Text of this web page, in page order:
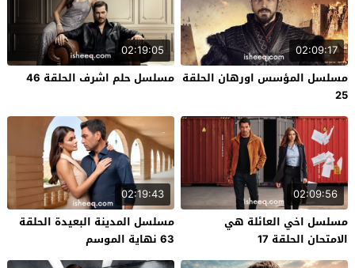
02:09:17
مسلسل المؤسس اورهان الحلقة
25
02:19:05
مسلسل حلم اشرف الحلقة 46
02:09:56
مسلسل اخي العائلة هي
الامتحان الحلقة 17
02:19:43
مسلسل المدينة البعيدة الحلقة
63 نهاية الموسم